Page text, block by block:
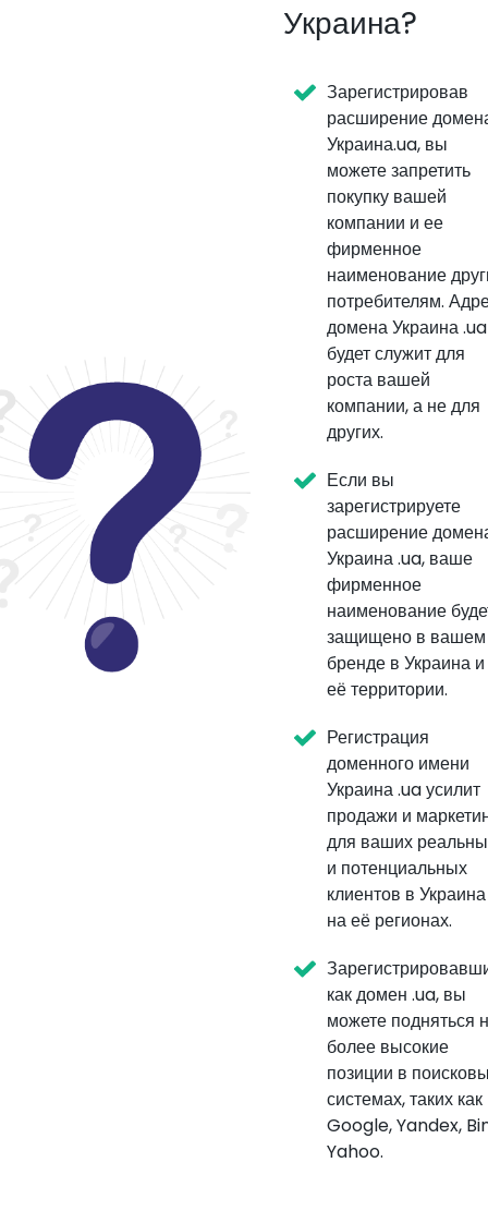
Украина?
Зарегистрировав
расширение
Украина.ua, вы
можете запретить
покупку вашей
компании и ее
фирменное
наименование
потребителям.
домена Украина .ua
будет служит для
роста вашей
компании, а не для
других.
Если вы
зарегистрируете
расширение
Украина .ua, ваше
фирменное
наименование
защищено в вашем
бренде в Украина
её территории.
Регистрация
доменного имени
Украина .ua усилит
продажи и
для ваших
и потенциальных
клиентов в
на её регионах.
как домен .ua, вы
можете подняться
более высокие
позиции в
системах, таких как
Google, Yandex,
Yahoo.